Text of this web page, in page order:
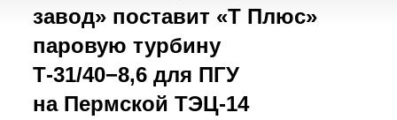
завод» поставит «Т Плюс»
паровую турбину
Т-31/40−8,6 для ПГУ
на Пермской ТЭЦ-14